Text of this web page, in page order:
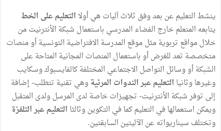
ينشط التعليم عن بعد وفق ثلاث آليات هي أولاالتعليم على الخط
يتابعه المتعلم خارج الفضاء المدرسي باستعمال شبكة الأنترنيت من
خلال مواقع تربوية مثل موقع المدرسة الافتراضية التونسية أو منصات
متخصصة تعد للغرض أو باستعمال المنصات المجانية المتاحة على
الشبكة أو وسائل التواصل الاجتماعي المختلفة كالفايسبوك وسكايب
وغيرها وثانيا التعليم عبر الندوات المرئيةوهي تقنية تتطلب- إضافة
إلى توفر شبكة الأنترنيت- تجهيزات خاصة لدى المرسل ولدى المتقبل
ويمكن استعمالها في التعليم كما في التكوين وثالثا التعليم عبر التلفزة
وتختلف سيناريواته عن الآليتين السابقتين.